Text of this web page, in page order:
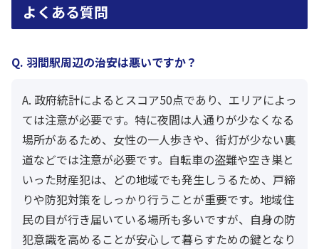
よくある質問
Q. 羽間駅周辺の治安は悪いですか？
A. 政府統計によるとスコア50点であり、エリアによっ
ては注意が必要です。特に夜間は人通りが少なくなる
場所があるため、女性の一人歩きや、街灯が少ない裏
道などでは注意が必要です。自転車の盗難や空き巣と
いった財産犯は、どの地域でも発生しうるため、戸締
りや防犯対策をしっかり行うことが重要です。地域住
民の目が行き届いている場所も多いですが、自身の防
犯意識を高めることが安心して暮らすための鍵となり